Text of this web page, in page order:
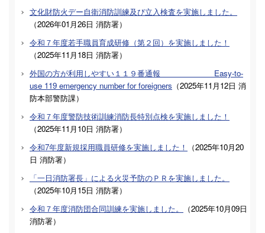
文化財防火デー自衛消防訓練及び立入検査を実施しました。
（2026年01月26日 消防署）
令和７年度若手職員育成研修（第２回）を実施しました！
（2025年11月18日 消防署）
外国の方が利用しやすい１１９番通報 Easy-to-
use 119 emergency number for foreigners （2025年11月12日 消
防本部警防課）
令和７年度警防技術訓練消防長特別点検を実施しました！
（2025年11月10日 消防署）
令和7年度新規採用職員研修を実施しました！
（2025年10月20
日 消防署）
「一日消防署長」による火災予防のＰＲを実施しました。
（2025年10月15日 消防署）
令和７年度消防団合同訓練を実施しました。
（2025年10月09日
消防署）